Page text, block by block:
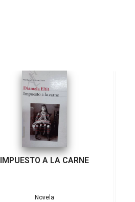
IMPUESTO A LA CARNE
Novela